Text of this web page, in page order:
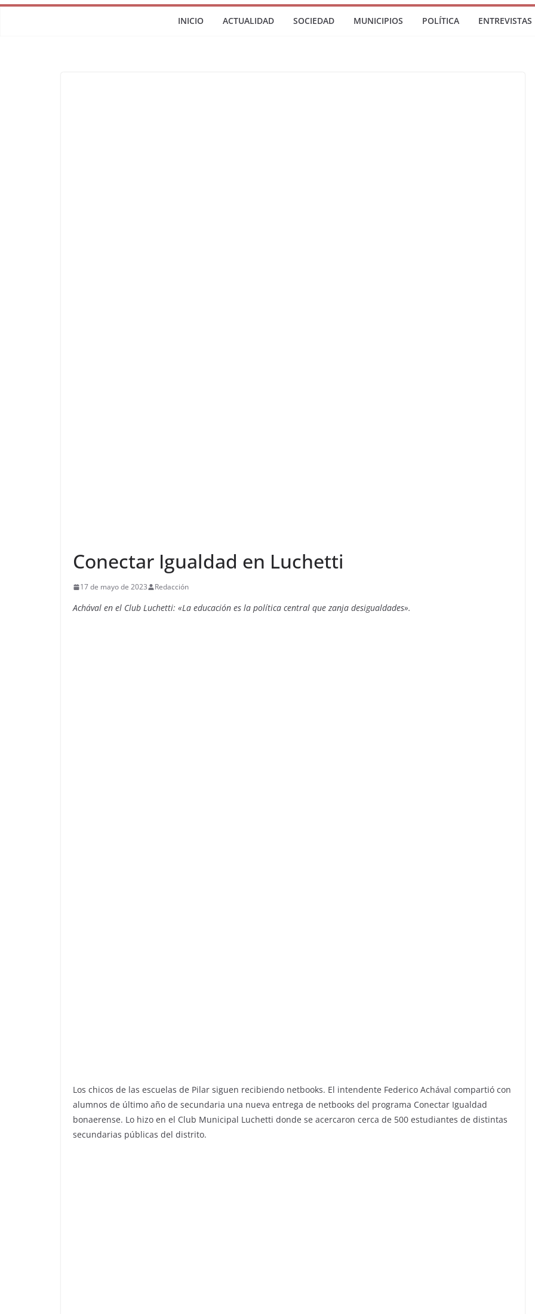
INICIO ACTUALIDAD SOCIEDAD MUNICIPIOS POLÍTICA ENTREVISTAS
Conectar Igualdad en Luchetti
17 de mayo de 2023 Redacción
Achával en el Club Luchetti: «La educación es la política central que zanja desigualdades».
Los chicos de las escuelas de Pilar siguen recibiendo netbooks. El intendente Federico Achával compartió con
alumnos de último año de secundaria una nueva entrega de netbooks del programa Conectar Igualdad
bonaerense. Lo hizo en el Club Municipal Luchetti donde se acercaron cerca de 500 estudiantes de distintas
secundarias públicas del distrito.